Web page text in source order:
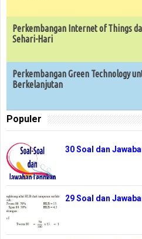
Perkembangan Internet of Things
Sehari-Hari
Perkembangan Green Technology
Berkelanjutan
Populer
30 Soal dan
29 Soal dan